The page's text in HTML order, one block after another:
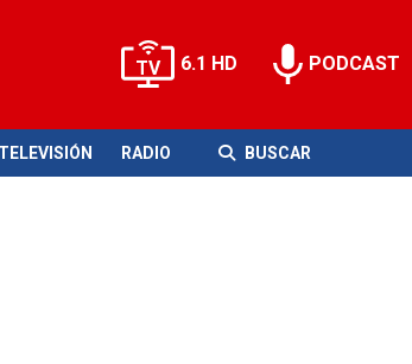
6.1 HD PODCAST
TELEVISIÓN RADIO BUSCAR